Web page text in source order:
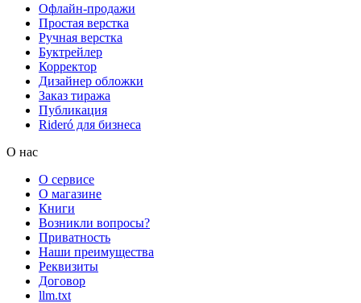
Офлайн-продажи
Простая верстка
Ручная верстка
Буктрейлер
Корректор
Дизайнер обложки
Заказ тиража
Публикация
Rideró для бизнеса
О нас
О сервисе
О магазине
Книги
Возникли вопросы?
Приватность
Наши преимущества
Реквизиты
Договор
llm.txt